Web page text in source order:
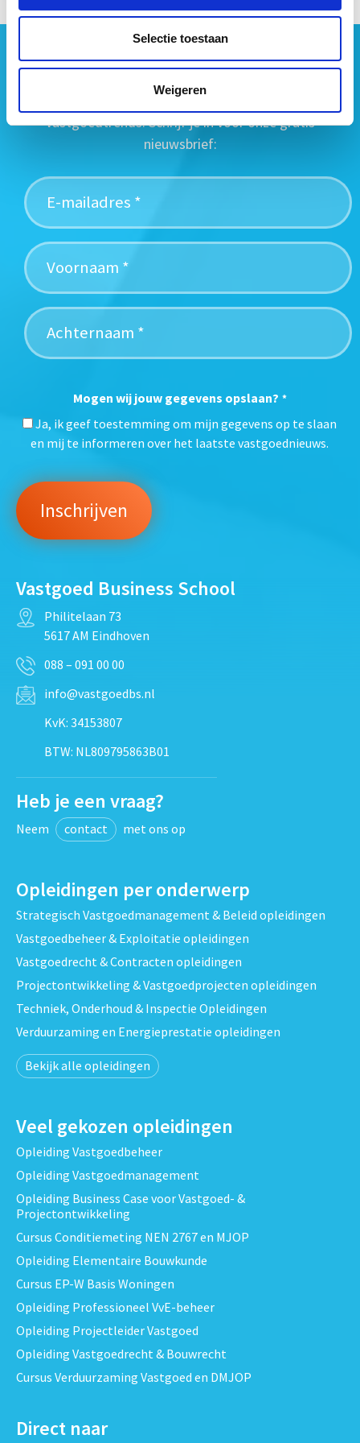
Selectie toestaan
Weigeren
media voor je samen en signaleren de belangrijkste
vastgoedtrends. Schrijf je in voor onze gratis
nieuwsbrief:
Mogen wij jouw gegevens opslaan? *
Ja, ik geef toestemming om mijn gegevens op te slaan
en mij te informeren over het laatste vastgoednieuws.
Vastgoed Business School
Philitelaan 73
5617 AM Eindhoven
088 – 091 00 00
info@vastgoedbs.nl
KvK: 34153807
BTW: NL809795863B01
Heb je een vraag?
Neem contact met ons op
Opleidingen per onderwerp
Strategisch Vastgoedmanagement & Beleid opleidingen
Vastgoedbeheer & Exploitatie opleidingen
Vastgoedrecht & Contracten opleidingen
Projectontwikkeling & Vastgoedprojecten opleidingen
Techniek, Onderhoud & Inspectie Opleidingen
Verduurzaming en Energieprestatie opleidingen
Bekijk alle opleidingen
Veel gekozen opleidingen
Opleiding Vastgoedbeheer
Opleiding Vastgoedmanagement
Opleiding Business Case voor Vastgoed- &
Projectontwikkeling
Cursus Conditiemeting NEN 2767 en MJOP
Opleiding Elementaire Bouwkunde
Cursus EP-W Basis Woningen
Opleiding Professioneel VvE-beheer
Opleiding Projectleider Vastgoed
Opleiding Vastgoedrecht & Bouwrecht
Cursus Verduurzaming Vastgoed en DMJOP
Direct naar